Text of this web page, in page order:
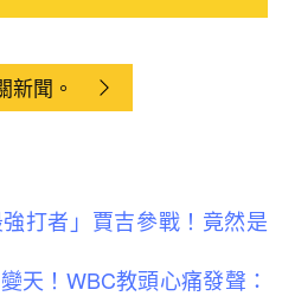
新聞。
打者」賈吉參戰！竟然是
天！WBC教頭心痛發聲：